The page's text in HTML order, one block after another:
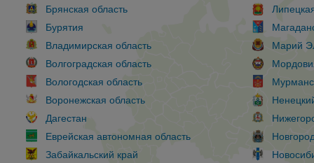
Брянская область
Бурятия
Владимирская область
Волгоградская область
Вологодская область
Воронежская область
Дагестан
Еврейская автономная область
Забайкальский край
Марий